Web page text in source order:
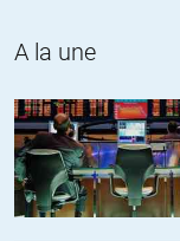
A la une